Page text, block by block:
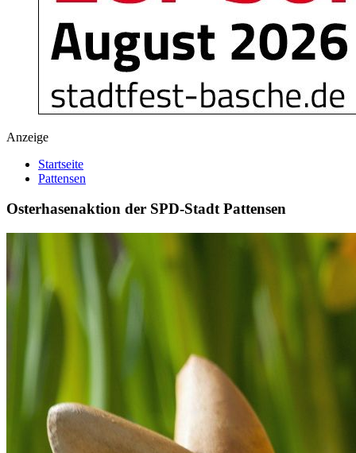
Anzeige
Startseite
Pattensen
Osterhasenaktion der SPD-Stadt Pattensen